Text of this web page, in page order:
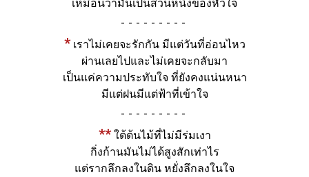
เหมือนว่ามันเป็นส่วนหนึ่งของหัวใจ
-
*เราไม่เคยจะรักกัน มีแต่วันที่อ่อนไหว
ผ่านเลยไปและไม่เคยจะกลับมา
เป็นแค่ความประทับใจ ที่ยังคงแน่นหนา
มีแต่ฝนมีแต่ฟ้าที่เข้าใจ
-
**ใต้ต้นไม้ที่ไม่มีร่มเงา
กิ่งก้านมันไม่ได้สูงสักเท่าไร
แต่รากลึกลงในดิน หยั่งลึกลงในใจ